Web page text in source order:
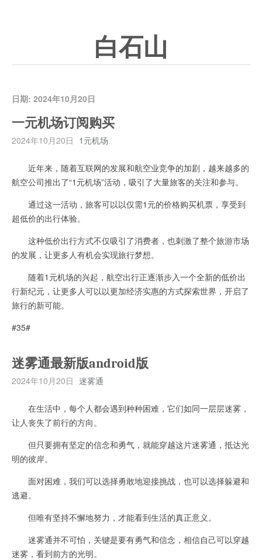
白石山
日期: 2024年10月20日
一元机场订阅购买
2024年10月20日 1元机场
近年来，随着互联网的发展和航空业竞争的加剧，越来越多的
航空公司推出了“1元机场”活动，吸引了大量旅客的关注和参与。
通过这一活动，旅客可以以仅需1元的价格购买机票，享受到
超低价的出行体验。
这种低价出行方式不仅吸引了消费者，也刺激了整个旅游市场
的发展，让更多人有机会实现旅行梦想。
随着1元机场的兴起，航空出行正逐渐步入一个全新的低价出
行新纪元，让更多人可以以更加经济实惠的方式探索世界，开启了
旅行的新可能。
#35#
迷雾通最新版android版
2024年10月20日 迷雾通
在生活中，每个人都会遇到种种困难，它们如同一层层迷雾，
让人丧失了前行的方向。
但只要拥有坚定的信念和勇气，就能穿越这片迷雾通，抵达光
明的彼岸。
面对困难，我们可以选择勇敢地迎接挑战，也可以选择躲避和
逃避。
但唯有坚持不懈地努力，才能看到生活的真正意义。
迷雾通并不可怕，关键是要有勇气和信念，相信自己可以穿越
迷雾，看到前方的光明。